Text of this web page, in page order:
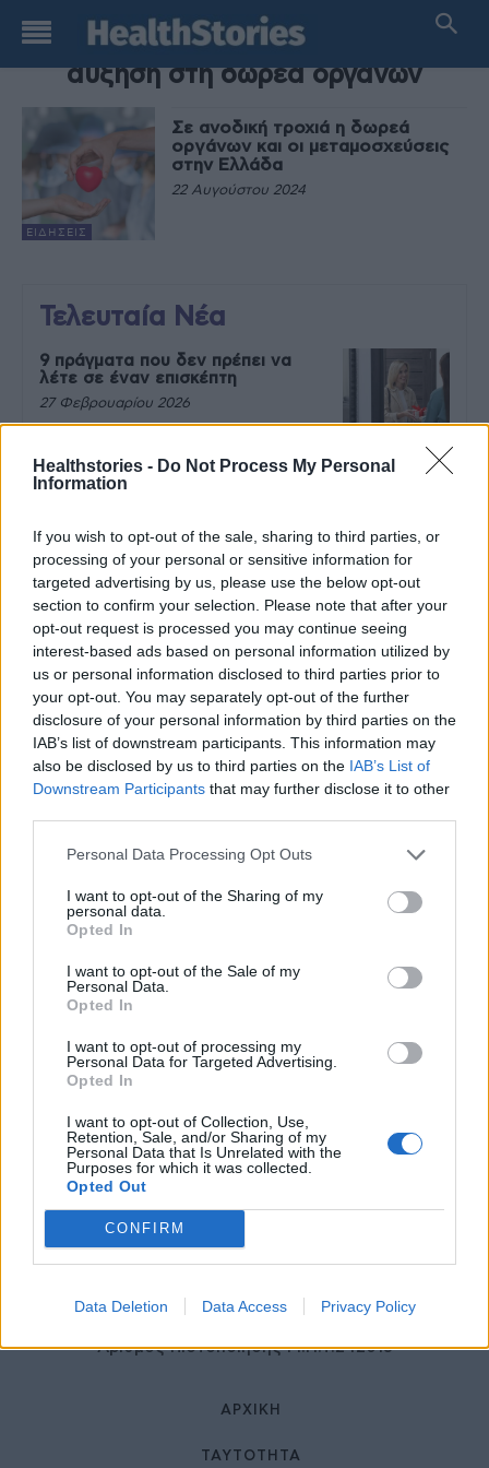
Healthstories - Do Not Process My Personal
Information
If you wish to opt-out of the sale, sharing to third parties, or
processing of your personal or sensitive information for
targeted advertising by us, please use the below opt-out
section to confirm your selection. Please note that after your
opt-out request is processed you may continue seeing
interest-based ads based on personal information utilized by
us or personal information disclosed to third parties prior to
your opt-out. You may separately opt-out of the further
disclosure of your personal information by third parties on the
IAB’s list of downstream participants. This information may
also be disclosed by us to third parties on the IAB’s List of
Downstream Participants that may further disclose it to other
Personal Data Processing Opt Outs
I want to opt-out of the Sharing of my
personal data.
Opted In
I want to opt-out of the Sale of my
Personal Data.
Opted In
I want to opt-out of processing my
Personal Data for Targeted Advertising.
Opted In
I want to opt-out of Collection, Use,
Retention, Sale, and/or Sharing of my
Personal Data that Is Unrelated with the
Purposes for which it was collected.
Opted Out
CONFIRM
Data Deletion Data Access Privacy Policy
TAG
αύξηση στη δωρεά οργάνων
ΕΙΔΉΣΕΙΣ
Σε ανοδική τροχιά η δωρεά
οργάνων και οι μεταμοσχεύσεις
στην Ελλάδα
22 Αυγούστου 2024
Τελευταία Νέα
9 πράγματα που δεν πρέπει να
λέτε σε έναν επισκέπτη
27 Φεβρουαρίου 2026
την υποστήριξη της Be-Live
27 Φεβρουαρίου 2026
Μεταπροπονητική πείνα: Ο λόγος
που θέλεις να καταβροχθίσεις τα
πάντα μετά την άσκηση
27 Φεβρουαρίου 2026
Ωρίων – Σπάνια νοσήματα
συνδέονται με μνημεία που
27 Φεβρουαρίου 2026
Γεωργιάδης: Πολλαπλά οφέλη από
τη συνεργασία δημοσίου και
27 Φεβρουαρίου 2026
© HealthStories - All rights reserved.
Αριθμός Πιστοποίησης Μ.Η.Τ.242013
ΑΡΧΙΚΉ
ΤΑΥΤΌΤΗΤΑ